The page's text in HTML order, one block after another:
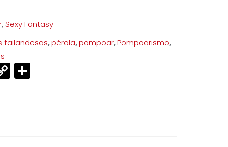
,Sexy Fantasy
tailandesas,pérola,pompoar,Pompoarismo,
Copy
Link